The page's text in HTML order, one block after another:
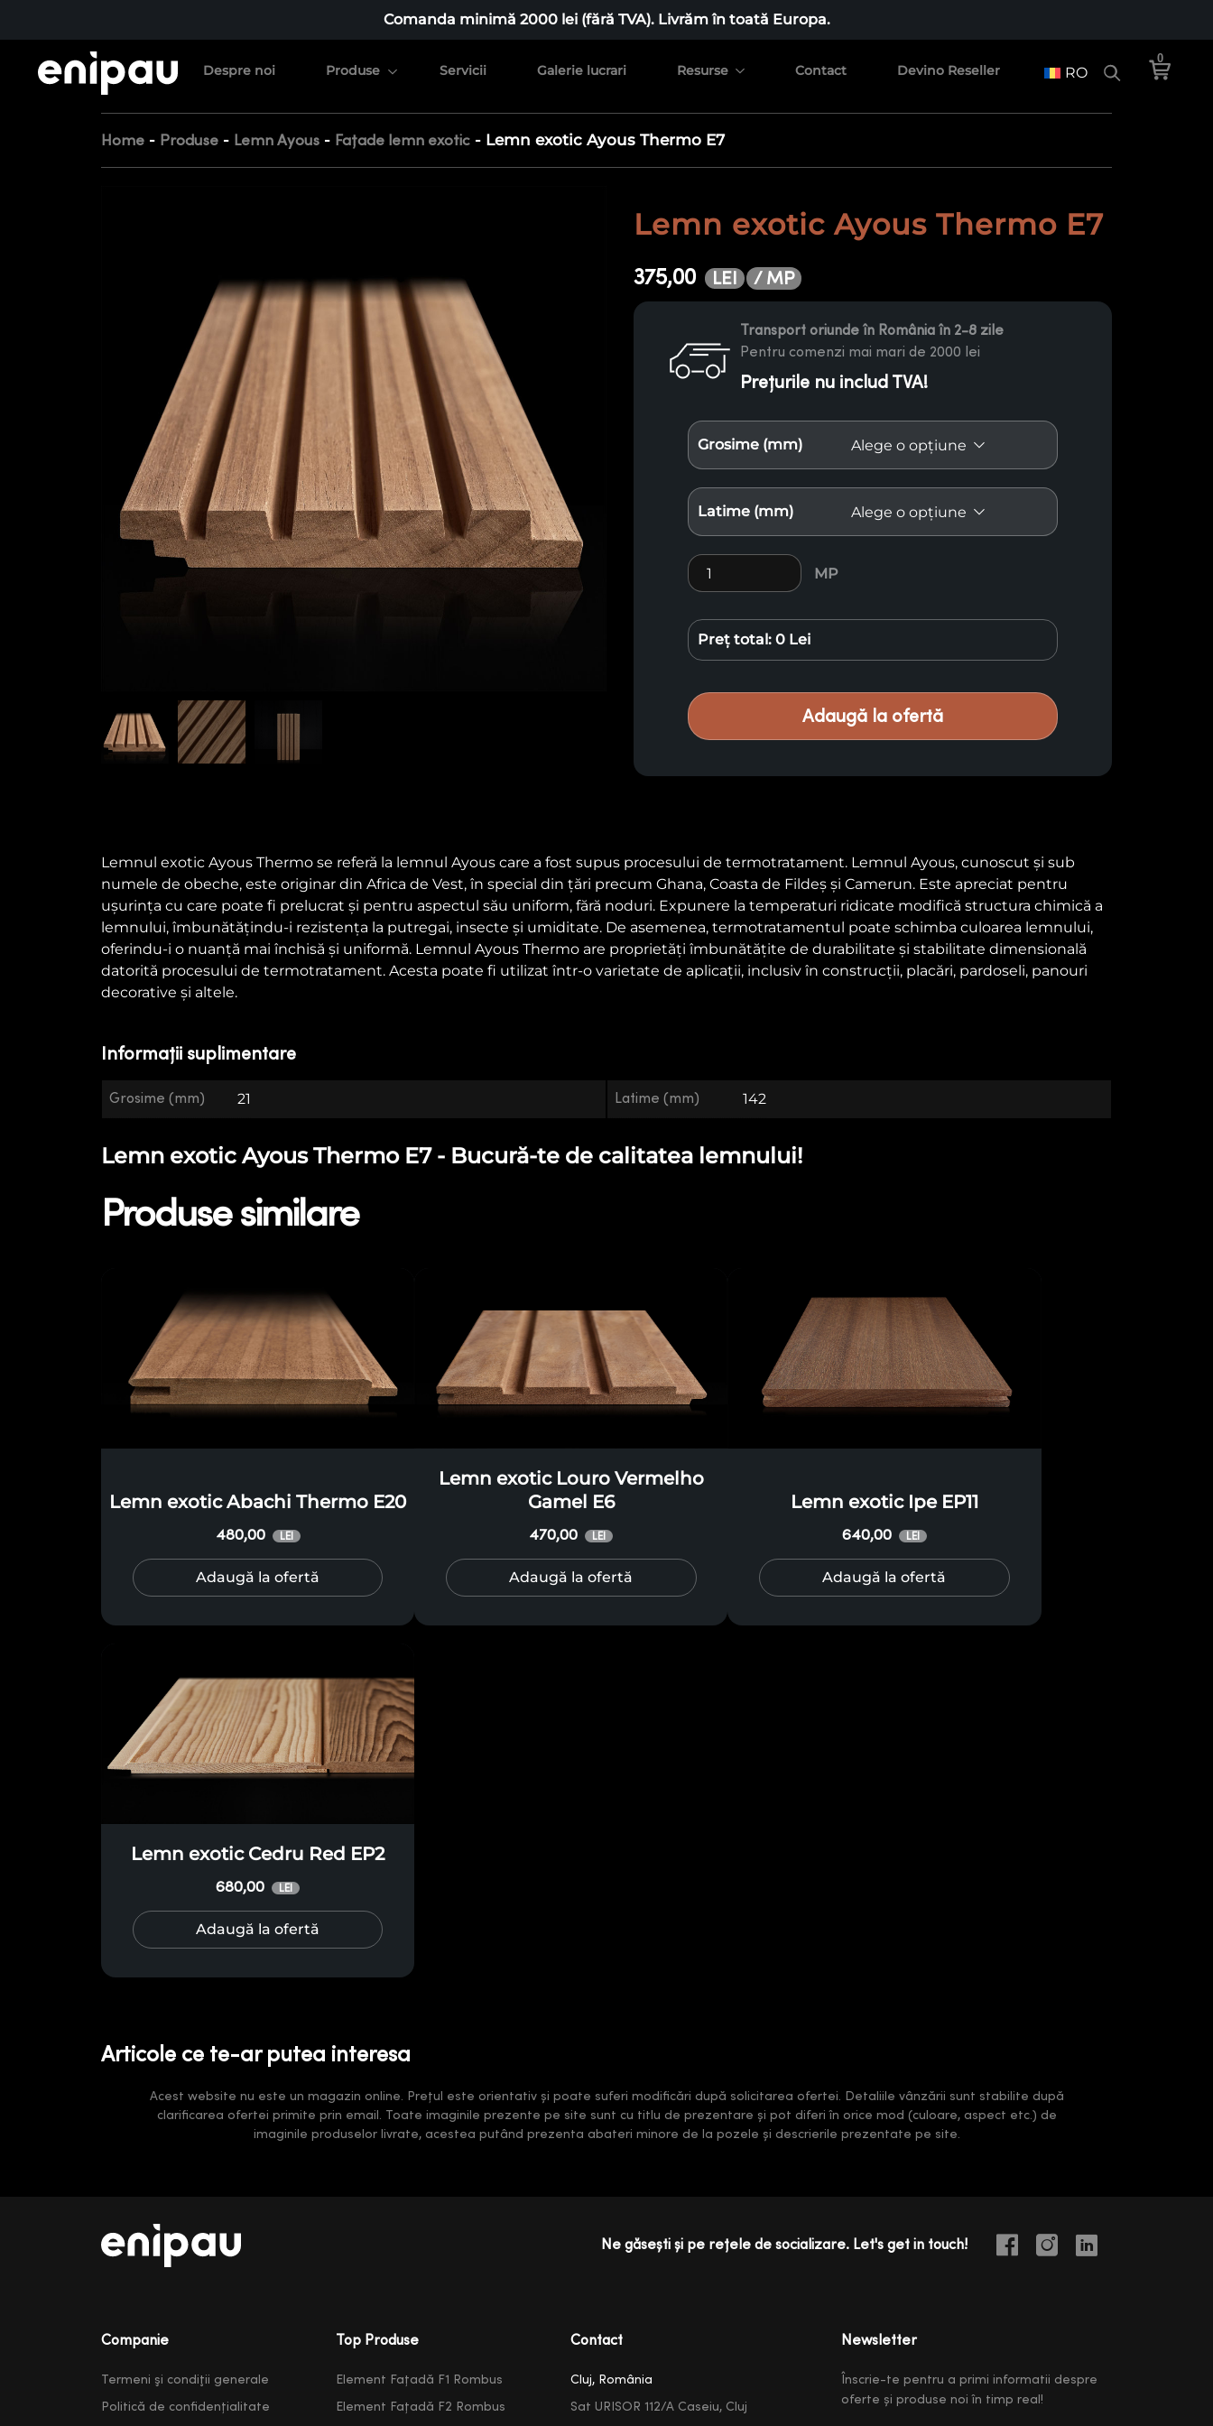
Comanda minimă 2000 lei (fără TVA). Livrăm în toată Europa.
Despre noi Produse Servicii Galerie lucrari Resurse Contact Devino Reseller RO
0
Home - Produse - Lemn Ayous - Fațade lemn exotic - Lemn exotic Ayous Thermo E7
Lemn exotic Ayous Thermo E7
375,00 LEI / MP
Transport oriunde în România în 2-8 zile
Pentru comenzi mai mari de 2000 lei
Prețurile nu includ TVA!
Grosime (mm)
Latime (mm)
Cantitate Lemn exotic Ayous Thermo E7
MP
Preț total: 0 Lei
Adaugă la ofertă
Lemnul exotic Ayous Thermo se referă la lemnul Ayous care a fost supus procesului de termotratament. Lemnul Ayous, cunoscut și sub
numele de obeche, este originar din Africa de Vest, în special din țări precum Ghana, Coasta de Fildeș și Camerun. Este apreciat pentru
ușurința cu care poate fi prelucrat și pentru aspectul său uniform, fără noduri. Expunere la temperaturi ridicate modifică structura chimică a
lemnului, îmbunătățindu-i rezistența la putregai, insecte și umiditate. De asemenea, termotratamentul poate schimba culoarea lemnului,
oferindu-i o nuanță mai închisă și uniformă. Lemnul Ayous Thermo are proprietăți îmbunătățite de durabilitate și stabilitate dimensională
datorită procesului de termotratament. Acesta poate fi utilizat într-o varietate de aplicații, inclusiv în construcții, placări, pardoseli, panouri
decorative și altele.
Informații suplimentare
Grosime (mm) 21 Latime (mm) 142
Lemn exotic Ayous Thermo E7 - Bucură-te de calitatea lemnului!
Produse similare
Lemn exotic Abachi Thermo E20
480,00 LEI
Adaugă la ofertă
Lemn exotic Louro Vermelho
Gamel E6
470,00 LEI
Adaugă la ofertă
Lemn exotic Ipe EP11
640,00 LEI
Adaugă la ofertă
Lemn exotic Cedru Red EP2
680,00 LEI
Adaugă la ofertă
Articole ce te-ar putea interesa
Acest website nu este un magazin online. Prețul este orientativ și poate suferi modificări după solicitarea ofertei. Detaliile vânzării sunt stabilite după
clarificarea ofertei primite prin email. Toate imaginile prezente pe site sunt cu titlu de prezentare și pot diferi în orice mod (culoare, aspect etc.) de
imaginile produselor livrate, acestea putând prezenta abateri minore de la pozele și descrierile prezentate pe site.
Ne găsești și pe rețele de socializare. Let's get in touch!
Companie
Termeni şi condiţii generale
Politică de confidențialitate
Top Produse
Element Fațadă F1 Rombus
Element Fațadă F2 Rombus
Contact
Cluj, România
Sat URISOR 112/A Caseiu, Cluj
Newsletter
Înscrie-te pentru a primi informatii despre
oferte și produse noi în timp real!